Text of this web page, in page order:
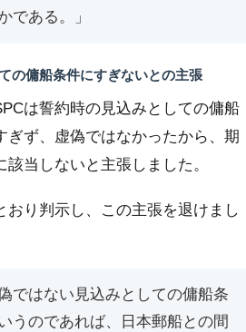
である。」
の傭船条件にすぎないとの主張
は誓約時の見込みとしての傭船
ぎず、虚偽ではなかったから、期
当しないと主張しました。
おり判示し、この主張を退けまし
ではない見込みとしての傭船条
うのであれば、日本郵船との間